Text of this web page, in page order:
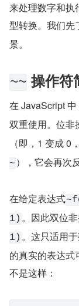
来处理数字和执
型转换。我们先
景。
~~ 操作符
在 JavaScript 中
双重使用。位非
（即，1 变成
~ ），它会再次
在给定表达式
1) 。因此双位
1) 。这只适用于
的真实的表达式
不是这样：